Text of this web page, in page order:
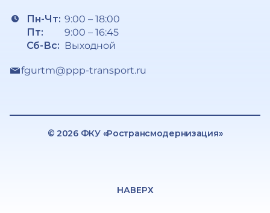
Пн-Чт:
Пт:
Сб-Вс:
9:00 – 18:00
9:00 – 16:45
Выходной
fgurtm@ppp-transport.ru
© 2026 ФКУ «Ространсмодернизация»
НАВЕРХ